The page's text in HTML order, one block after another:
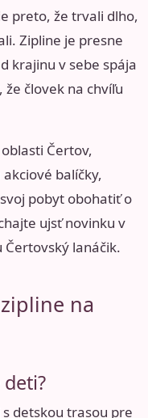
preto, že trvali dlho,
Zipline je presne
krajinu v sebe spája
človek na chvíľu
Čertov,
balíčky,
pobyt obohatiť o
ujsť novinku v
lanáčik.
na
detskou trasou pre